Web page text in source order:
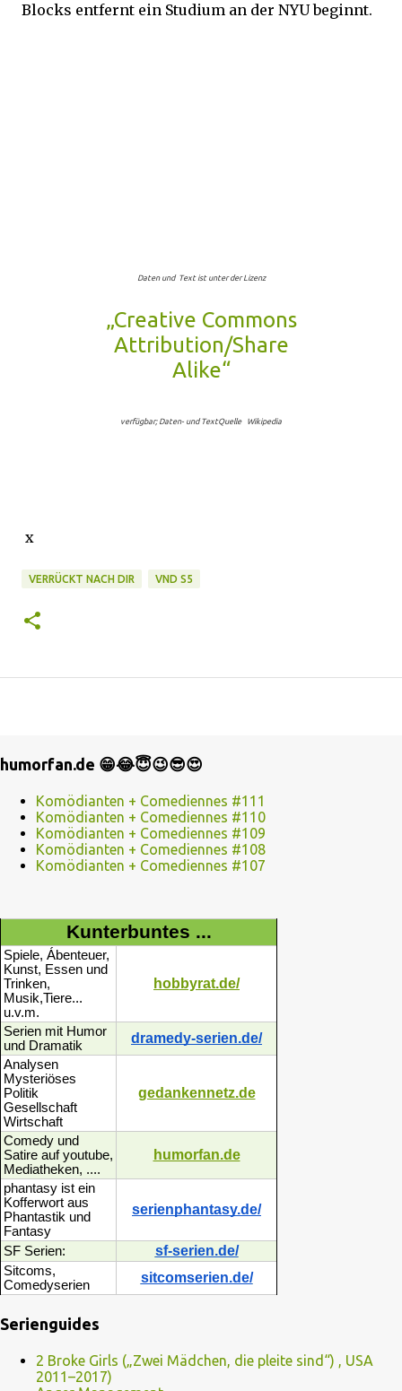
Blocks entfernt ein Studium an der NYU beginnt.
Daten und Text ist unter der Lizenz
„Creative Commons
Attribution/Share
Alike“
verfügbar; Daten- und TextQuelle Wikipedia
x
VERRÜCKT NACH DIR VND S5
humorfan.de 😁😂😇😉😎😍
Komödianten + Comediennes #111
Komödianten + Comediennes #110
Komödianten + Comediennes #109
Komödianten + Comediennes #108
Komödianten + Comediennes #107
Kunterbuntes ...
Spiele, Ábenteuer,
Kunst, Essen und
Trinken,
Musik,Tiere...
u.v.m.
hobbyrat.de/
Serien mit Humor
und Dramatik
dramedy-serien.de/
Analysen
Mysteriöses
Politik
Gesellschaft
Wirtschaft
gedankennetz.de
Comedy und
Satire auf youtube,
Mediatheken, ....
humorfan.de
phantasy ist ein
Kofferwort aus
Phantastik und
Fantasy
serienphantasy.de/
SF Serien: sf-serien.de/
Sitcoms,
Comedyserien
sitcomserien.de/
Serienguides
2 Broke Girls („Zwei Mädchen, die pleite sind“) , USA
2011–2017)